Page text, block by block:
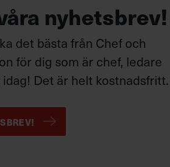
nyhetsbrev!
det bästa från Chef och
för dig som är chef, ledare
Det är helt kostnadsfritt.